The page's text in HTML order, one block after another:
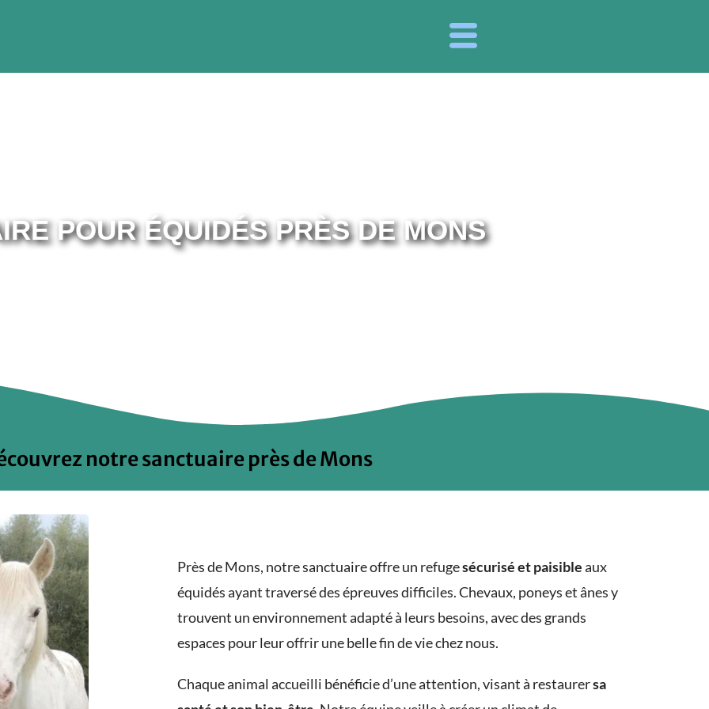
POUR ÉQUIDÉS PRÈS DE MONS
notre sanctuaire près de Mons
Près de Mons, notre sanctuaire offre un refugesécurisé et paisibleaux
équidés ayant traversé des épreuves difficiles. Chevaux, poneys et ânes y
trouvent un environnement adapté à leurs besoins, avec des grands
espaces pour leur offrir une belle fin de vie chez nous.
Chaque animal accueilli bénéficie d’une attention, visant à restaurersa